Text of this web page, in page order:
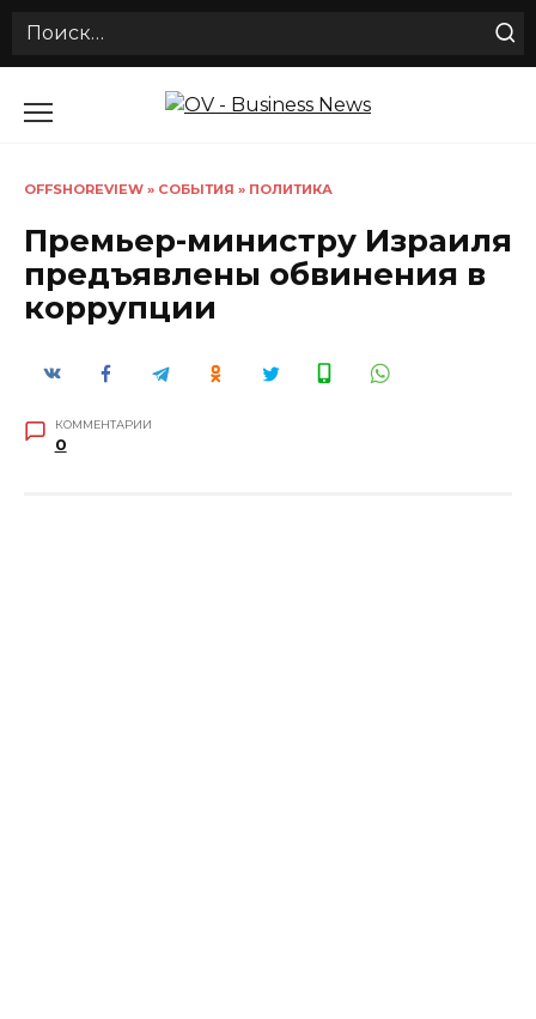
Search
OFFSHOREVIEW » СОБЫТИЯ » ПОЛИТИКА
Премьер-министру Израиля
предъявлены обвинения в
коррупции
КОММЕНТАРИИ
0